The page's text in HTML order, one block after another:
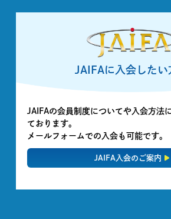
JAIFAに入会したい
JAIFAの会員制度についてや入会方法
ております。
メールフォームでの入会も可能です。
JAIFA入会のご案内